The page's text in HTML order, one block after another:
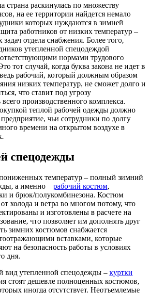
страна раскинулась по множеству
на ее территории найдется немало
которых нуждаются в зимней
работников от низких температур –
отдела снабжения. Более того,
утепленной спецодеждой
нормами трудового
тот случай, когда буква закона не идет в
ведь рабочий, который должным образом
низких температур, не сможет долго и
что ставит под угрозу
всего производственного комплекса.
теплой рабочей одежды должно
чьи сотрудники по долгу
времени на открытом воздухе в
спецодежды
температур – полный зимний
а именно – рабочий костюм,
и брюк/полукомбинезона. Костюм
холода и ветра во многом потому, что
и изготовлены в расчете на
что позволяет им дополнять друг
зимних костюмов снабжается
вставками, которые
на безопасность работы в условиях
дня.
утепленной спецодежды – куртки
стоят дешевле полноценных костюмов,
иногда отсутствует. Неотъемлемые